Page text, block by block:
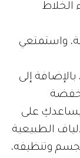
الخلاط
واستمتعي
إلى
يساعدكِ على
الطبيعية
وتنظيفه،